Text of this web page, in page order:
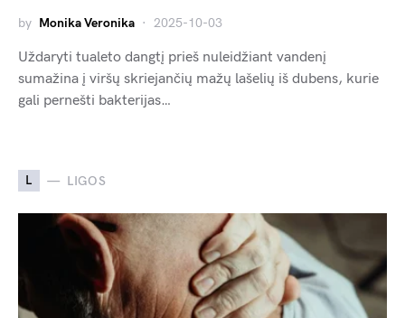
by Monika Veronika 2025-10-03
Uždaryti tualeto dangtį prieš nuleidžiant vandenį
sumažina į viršų skriejančių mažų lašelių iš dubens, kurie
gali pernešti bakterijas…
L LIGOS